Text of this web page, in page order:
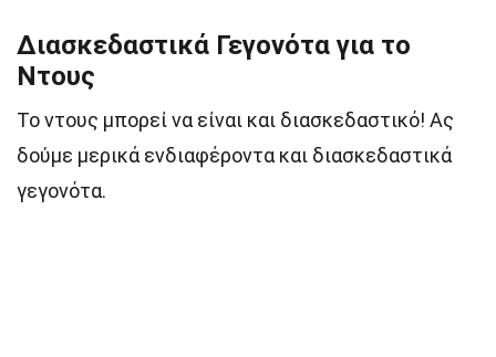
Διασκεδαστικά Γεγονότα για το
Ντους
Το ντους μπορεί να είναι και διασκεδαστικό! Ας
δούμε μερικά ενδιαφέροντα και διασκεδαστικά
γεγονότα.